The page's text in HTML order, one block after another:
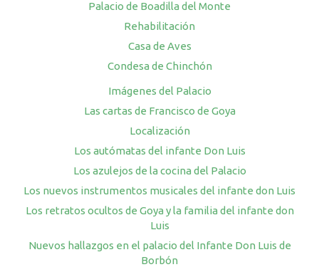
Palacio de Boadilla del Monte
Rehabilitación
Casa de Aves
Condesa de Chinchón
Imágenes del Palacio
Las cartas de Francisco de Goya
Localización
Los autómatas del infante Don Luis
Los azulejos de la cocina del Palacio
Los nuevos instrumentos musicales del infante don Luis
Los retratos ocultos de Goya y la familia del infante don
Luis
Nuevos hallazgos en el palacio del Infante Don Luis de
Borbón